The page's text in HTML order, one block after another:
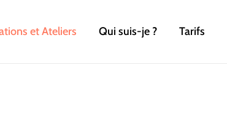
et Ateliers Qui suis-je ? Tarifs